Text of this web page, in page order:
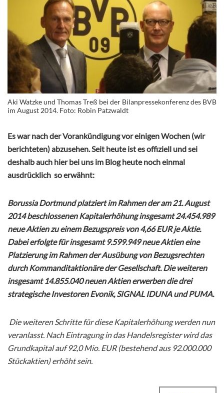
Aki Watzke und Thomas Treß bei der Bilanpressekonferenz des BVB
im August 2014. Foto: Robin Patzwaldt
Es war nach der Vorankündigung vor einigen Wochen (wir
berichteten) abzusehen. Seit heute ist es offiziell und sei
deshalb auch hier bei uns im Blog heute noch einmal
ausdrücklich so erwähnt:
Borussia Dortmund platziert im Rahmen der am 21. August
2014 beschlossenen Kapitalerhöhung insgesamt 24.454.989
neue Aktien zu einem Bezugspreis von 4,66 EUR je Aktie.
Dabei erfolgte für insgesamt 9.599.949 neue Aktien eine
Platzierung im Rahmen der Ausübung von Bezugsrechten
durch Kommanditaktionäre der Gesellschaft. Die weiteren
insgesamt 14.855.040 neuen Aktien erwerben die drei
strategische Investoren Evonik, SIGNAL IDUNA und PUMA.
Die weiteren Schritte für diese Kapitalerhöhung werden nun
veranlasst. Nach Eintragung in das Handelsregister wird das
Grundkapital auf 92,0 Mio. EUR (bestehend aus 92.000.000
Stückaktien) erhöht sein.